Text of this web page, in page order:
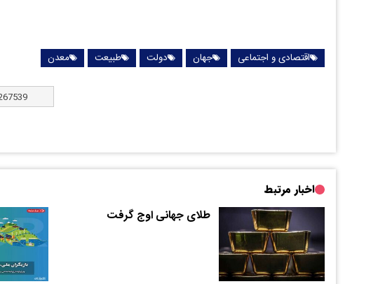
اقتصادی و اجتماعی جهان دولت طبیعت معدن
اخبار مرتبط
طلای جهانی اوج گرفت